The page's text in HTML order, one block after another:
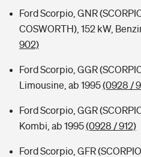
Ford Scorpio, GNR
COSWORTH), 152 kW,
902)
Ford Scorpio, GGR
Limousine, ab 1995(0928 /
Ford Scorpio, GGR
Kombi, ab 1995(0928 / 912)
Ford Scorpio, GFR